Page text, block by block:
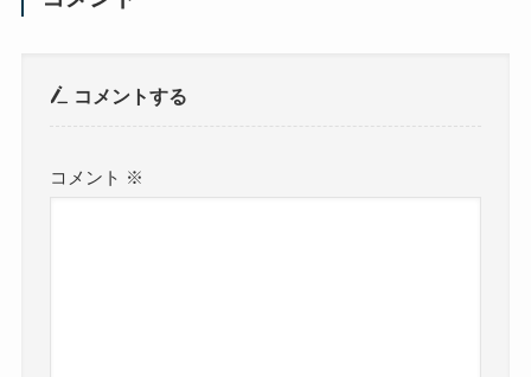
コメントする
コメント ※